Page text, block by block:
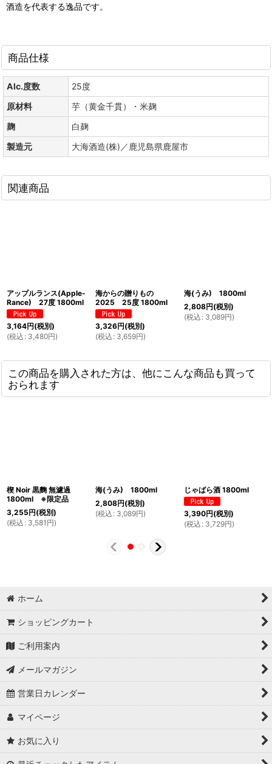
酒造を代表する逸品です。
商品仕様
Alc.度数
25度
原材料
芋（黄金千貫）・米麹
麹
白麹
製造元
大海酒造(株)／鹿児島県鹿屋市
関連商品
アップルランス(Apple-
Rance) 27度 1800ml
3,164円(税別)
(税込 : 3,480円)
海からの贈りもの
2025 25度 1800ml
3,326円(税別)
(税込 : 3,659円)
海(うみ) 1800ml
2,808円(税別)
(税込 : 3,089円)
この商品を購入された方は、他にこんな商品も買って
おられます
楔 Noir 黒麴 無濾過
1800ml ※限定品
3,255円(税別)
(税込 : 3,581 円)
海(うみ) 1800ml
2,808円(税別)
(税込 : 3,089円)
じゃばら酒 1800ml
3,390円(税別)
(税込 : 3,729円)
ホーム
ショッピングカート
ご利用案内
メールマガジン
営業日カレンダー
マイページ
お気に入り